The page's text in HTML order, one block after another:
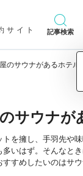
サイト
記事検索
のサウナがあるホテル
サウナが
を擁し、手羽先
いはず。そんなと
すめしたいのはサ